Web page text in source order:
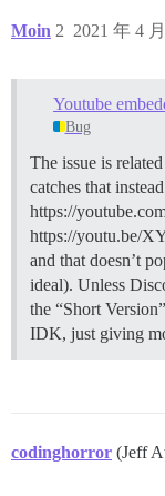
Moin 2021 年 4
2
Bug
The issue is
catches that
https://
https://youtu.be/
and that doesn’t
ideal). Unless
the “Short
IDK, just giving
codinghorror (Jeff